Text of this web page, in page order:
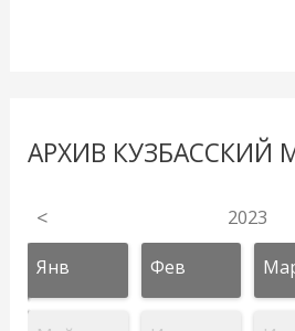
АРХИВ КУЗБАССКИЙ
< 2023
Янв Фев